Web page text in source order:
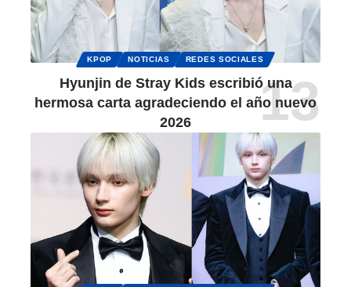
KPOP NOTICIAS REDES SOCIALES
Hyunjin de Stray Kids escribió una
hermosa carta agradeciendo el año nuevo
2026